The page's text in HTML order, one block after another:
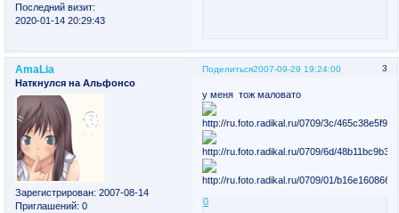
Последний визит:
2020-01-14 20:29:43
Поделиться 3
2007-09-29 19:24:00
AmaLia
Наткнулся на Альфонсо
Зарегистрирован: 2007-08-14
Приглашений: 0
у меня тож маловато
0